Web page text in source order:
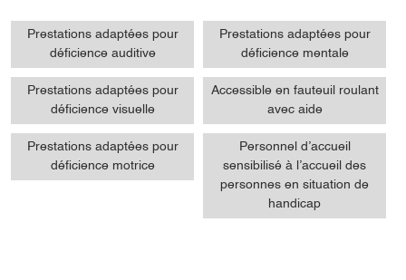
Prestations adaptées pour
déficience auditive
Prestations adaptées pour
déficience mentale
Prestations adaptées pour
déficience visuelle
Accessible en fauteuil roulant
avec aide
Prestations adaptées pour
déficience motrice
Personnel d’accueil
sensibilisé à l’accueil des
personnes en situation de
handicap